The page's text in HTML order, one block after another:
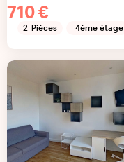
710 €
2 Pièces 4ème étage